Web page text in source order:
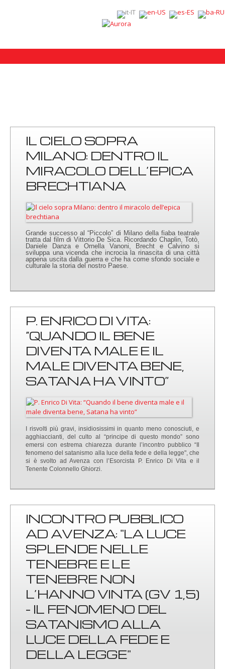
IL CIELO SOPRA
MILANO: DENTRO IL
MIRACOLO DELL’EPICA
BRECHTIANA
Grande successo al “Piccolo” di Milano della fiaba teatrale
tratta dal film di Vittorio De Sica. Ricordando Chaplin, Totò,
Daniele Danza e Ornella Vanoni, Brecht e Calvino si
sviluppa una vicenda che incrocia la rinascita di una città
appena uscita dalla guerra e che ha come sfondo sociale e
culturale la storia del nostro Paese.
P. ENRICO DI VITA:
“QUANDO IL BENE
DIVENTA MALE E IL
MALE DIVENTA BENE,
SATANA HA VINTO”
I risvolti più gravi, insidiosissimi in quanto meno conosciuti, e
agghiaccianti, del culto al “principe di questo mondo” sono
emersi con estrema chiarezza durante l’incontro pubblico “Il
fenomeno del satanismo alla luce della fede e della legge", che
si è svolto ad Avenza con l’Esorcista P. Enrico Di Vita e il
Tenente Colonnello Ghiorzi.
INCONTRO PUBBLICO
AD AVENZA: "LA LUCE
SPLENDE NELLE
TENEBRE E LE
TENEBRE NON
L’HANNO VINTA (GV 1,5)
- IL FENOMENO DEL
SATANISMO ALLA
LUCE DELLA FEDE E
DELLA LEGGE"